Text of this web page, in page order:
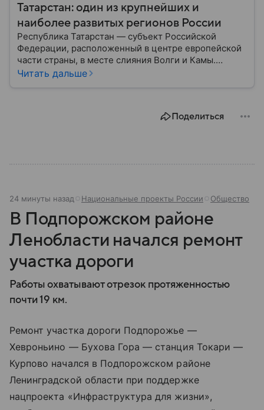
Татарстан: один из крупнейших и
наиболее развитых регионов России
Республика Татарстан — субъект Российской
Федерации, расположенный в центре европейской
части страны, в месте слияния Волги и Камы.
Регион считается одним из ведущих
наследием, многонациональным населением и
Читать дальше
Поделиться
24 минуты назад Национальные проекты России Общество
В Подпорожском районе
Ленобласти начался ремонт
участка дороги
Работы охватывают отрезок протяженностью
почти 19 км.
Ремонт участка дороги Подпорожье —
Хевроньино — Бухова Гора — станция Токари —
Курпово начался в Подпорожском районе
Ленинградской области при поддержке
нацпроекта «Инфраструктура для жизни»,